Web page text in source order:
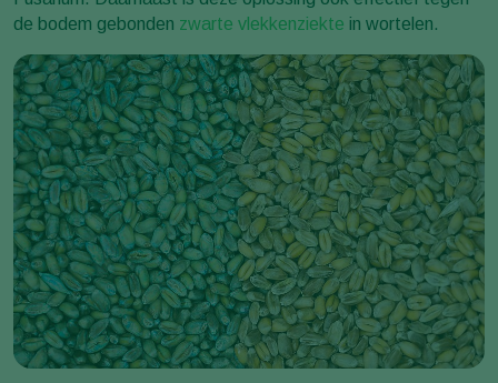
de bodem gebonden zwarte vlekkenziekte in wortelen.